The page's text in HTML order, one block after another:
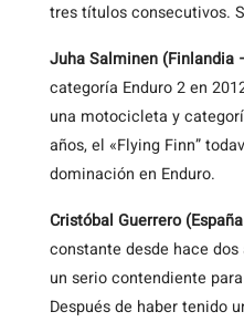
tres títulos consecutivos.
Juha Salminen (Finlandia
categoría Enduro 2 en
una motocicleta y
años, el «Flying Finn”
dominación en Enduro.
Cristóbal Guerrero
constante desde hace
un serio contendiente
Después de haber tenido